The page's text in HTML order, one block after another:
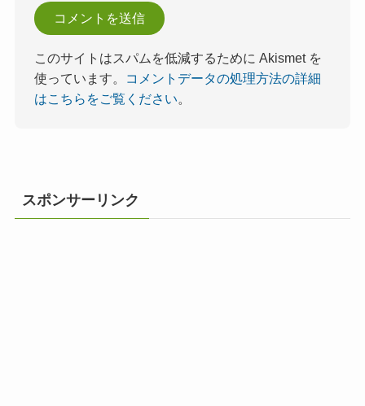
このサイトはスパムを低減するために Akismet を
使っています。
コメントデータの処理方法の詳細
はこちらをご覧ください。
スポンサーリンク